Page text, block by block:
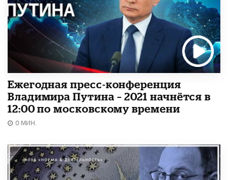
Ежегодная пресс-конференция
Владимира Путина – 2021 начнётся в
12:00 по московскому времени
0 МИН.